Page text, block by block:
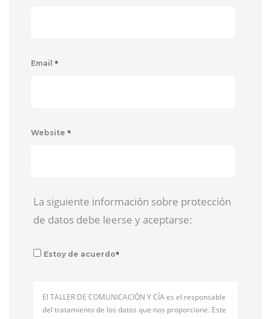
Email *
Website *
La siguiente información sobre protección
de datos debe leerse y aceptarse:
Estoy de acuerdo*
El TALLER DE COMUNICACIÓN Y CÍA es el responsable
del tratamiento de los datos que nos proporcione. Este